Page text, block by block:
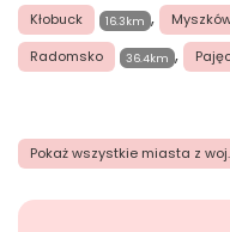
Kłobuck 16.3km ,
Radomsko 36.4km ,
Pokaż wszystkie miasta z